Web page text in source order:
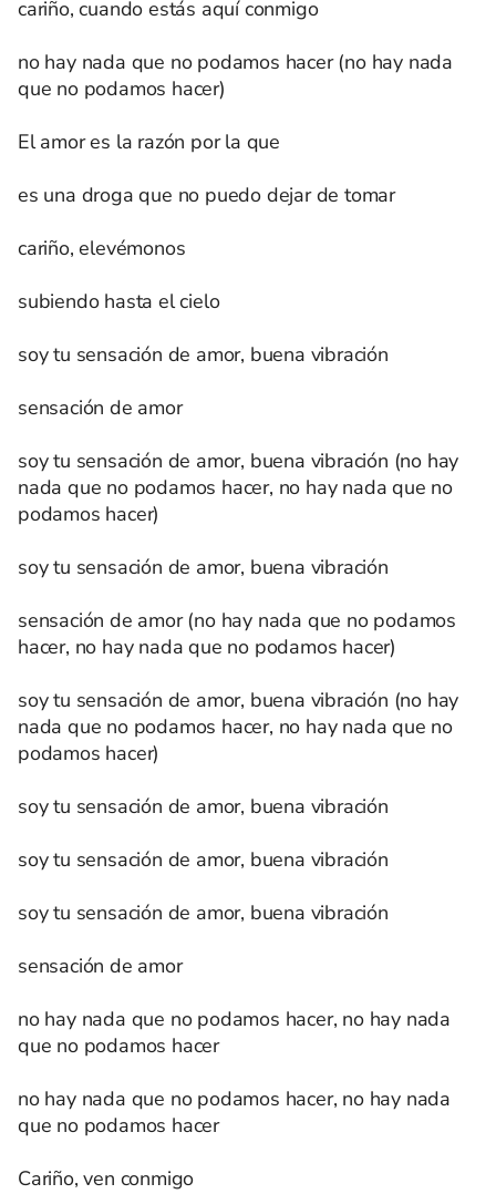
cariño, cuando estás aquí conmigo
no hay nada que no podamos hacer (no hay nada
que no podamos hacer)
El amor es la razón por la que
es una droga que no puedo dejar de tomar
cariño, elevémonos
subiendo hasta el cielo
soy tu sensación de amor, buena vibración
sensación de amor
soy tu sensación de amor, buena vibración (no hay
nada que no podamos hacer, no hay nada que no
podamos hacer)
soy tu sensación de amor, buena vibración
sensación de amor (no hay nada que no podamos
hacer, no hay nada que no podamos hacer)
soy tu sensación de amor, buena vibración (no hay
nada que no podamos hacer, no hay nada que no
podamos hacer)
soy tu sensación de amor, buena vibración
soy tu sensación de amor, buena vibración
soy tu sensación de amor, buena vibración
sensación de amor
no hay nada que no podamos hacer, no hay nada
que no podamos hacer
no hay nada que no podamos hacer, no hay nada
que no podamos hacer
Cariño, ven conmigo